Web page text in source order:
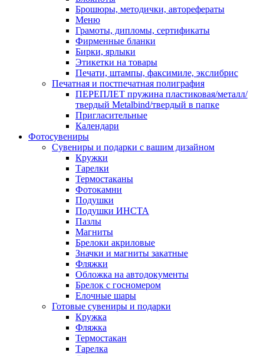
Брошюры, методички, авторефераты
Меню
Грамоты, дипломы, сертификаты
Фирменные бланки
Бирки, ярлыки
Этикетки на товары
Печати, штампы, факсимиле, экслибрис
Печатная и постпечатная полиграфия
ПЕРЕПЛЕТ пружина пластиковая/металл/
твердый Metalbind/твердый в папке
Пригласительные
Календари
Фотосувениры
Сувениры и подарки с вашим дизайном
Кружки
Тарелки
Термостаканы
Фотокамни
Подушки
Подушки ИНСТА
Пазлы
Магниты
Брелоки акриловые
Значки и магниты закатные
Фляжки
Обложка на автодокументы
Брелок с госномером
Елочные шары
Готовые сувениры и подарки
Кружка
Фляжка
Термостакан
Тарелка